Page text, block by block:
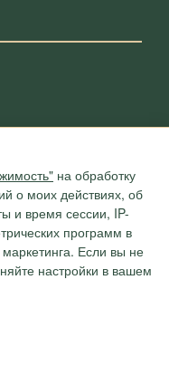
на обработку
о моих действиях, об
и время сессии, IP-
программ в
Если вы не
настройки в вашем
+7 (862) 296-06-07